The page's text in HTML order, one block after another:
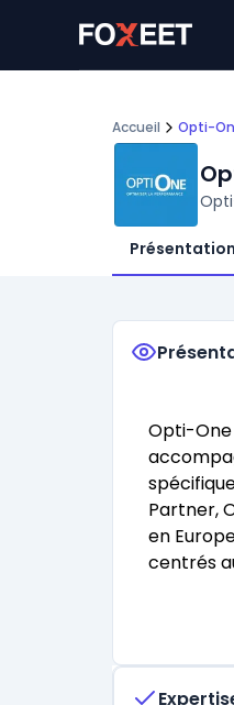
Accueil Opti-
Présentation
Opti-One
Partner,
en
centrés